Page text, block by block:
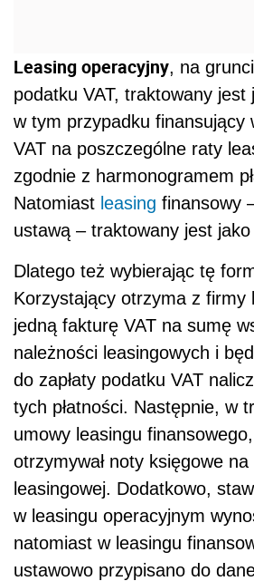
Leasing operacyjny, na
podatku VAT, traktowany jest
w tym przypadku finansujący
VAT na poszczególne raty
zgodnie z harmonogramem
Natomiast leasing finansowy
ustawą – traktowany jest
Dlatego też wybierając tę
Korzystający otrzyma z firmy
jedną fakturę VAT na sumę
należności leasingowych i
do zapłaty podatku VAT
tych płatności. Następnie, w
umowy leasingu
otrzymywał noty księgowe
leasingowej. Dodatkowo,
w leasingu operacyjnym
natomiast w leasingu
ustawowo przypisano do